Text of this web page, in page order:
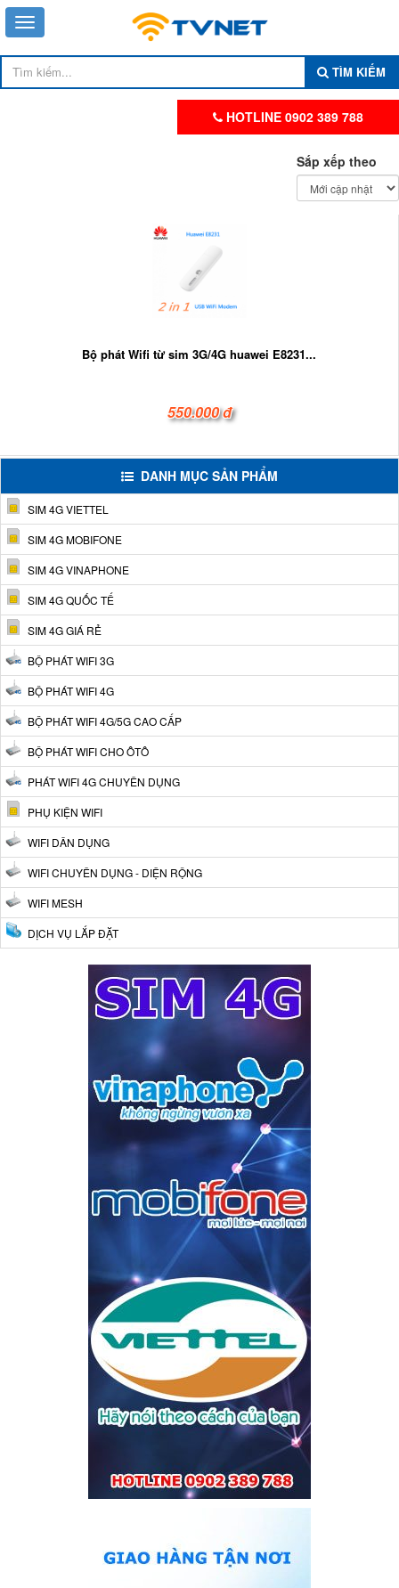
TÌM KIẾM
HOTLINE 0902 389 788
Sắp xếp theo
Bộ phát Wifi từ sim 3G/4G huawei E8231...
550.000 đ
DANH MỤC SẢN PHẨM
SIM 4G VIETTEL
SIM 4G MOBIFONE
SIM 4G VINAPHONE
SIM 4G QUỐC TẾ
SIM 4G GIÁ RẺ
BỘ PHÁT WIFI 3G
BỘ PHÁT WIFI 4G
BỘ PHÁT WIFI 4G/5G CAO CẤP
BỘ PHÁT WIFI CHO ÔTÔ
PHÁT WIFI 4G CHUYÊN DỤNG
PHỤ KIỆN WIFI
WIFI DÂN DỤNG
WIFI CHUYÊN DỤNG - DIỆN RỘNG
WIFI MESH
DỊCH VỤ LẮP ĐẶT